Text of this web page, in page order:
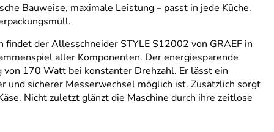
Bauweise, maximale Leistung – passt in jede Küche.
findet der Allesschneider STYLE S12002 von GRAEF in
aller Komponenten. Der energiesparende
170 Watt bei konstanter Drehzahl. Er lässt ein
sicherer Messerwechsel möglich ist. Zusätzlich sorgt
Nicht zuletzt glänzt die Maschine durch ihre zeitlose